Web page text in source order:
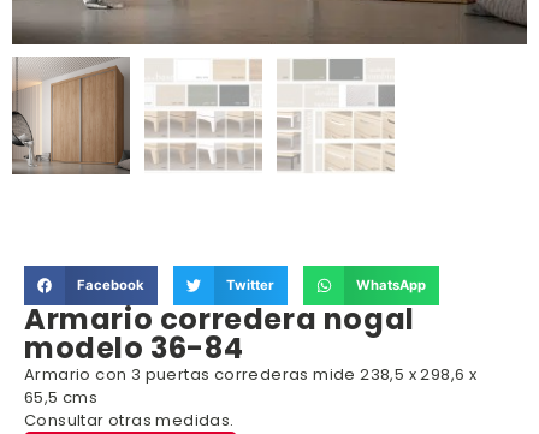
Facebook Twitter WhatsApp
Armario corredera nogal
modelo 36-84
Armario con 3 puertas correderas mide 238,5 x 298,6 x
65,5 cms
Consultar otras medidas.